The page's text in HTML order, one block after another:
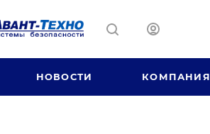
НОВОСТИ КОМПАНИЯ